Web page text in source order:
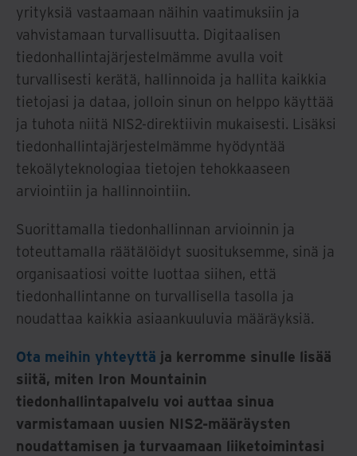
yrityksiä vastaamaan näihin vaatimuksiin ja
vahvistamaan turvallisuutta. Digitaalisen
tiedonhallintajärjestelmämme avulla voit
turvallisesti kerätä, hallinnoida ja hallita kaikkia
tietojasi ja dataa, jolloin sinun on helppo käyttää
ja tuhota niitä NIS2-direktiivin mukaisesti. Lisäksi
tiedonhallintajärjestelmämme hyödyntää
tekoälyteknologiaa tietojen tehokkaaseen
arviointiin ja hallinnointiin.
Suorittamalla tiedonhallinnan arvioinnin ja
toteuttamalla räätälöidyt suosituksemme, sinä ja
organisaatiosi voitte luottaa siihen, että
tiedonhallintanne on turvallisella tasolla ja
noudattaa kaikkia asiaankuuluvia määräyksiä.
Ota meihin yhteyttä ja kerromme sinulle lisää
siitä, miten Iron Mountainin
tiedonhallintapalvelu voi auttaa sinua
varmistamaan uusien NIS2-määräysten
noudattamisen ja turvaamaan liiketoimintasi